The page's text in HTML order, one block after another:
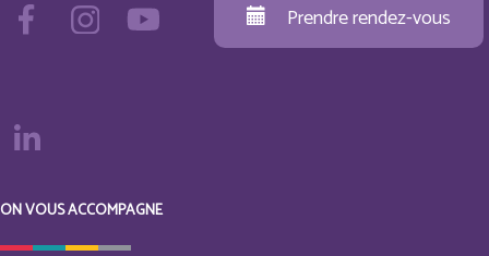
Prendre rendez-vous
ON VOUS ACCOMPAGNE